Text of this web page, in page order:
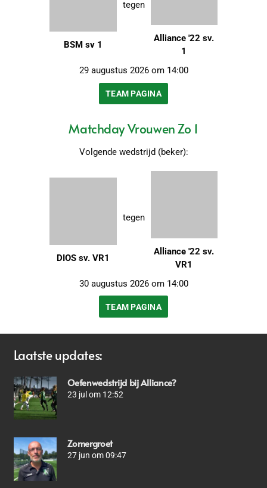
BSM sv 1
tegen
Alliance '22 sv.
1
29 augustus 2026 om 14:00
TEAM PAGINA
Matchday Vrouwen Zo 1
Volgende wedstrijd (beker):
DIOS sv. VR1
tegen
Alliance '22 sv.
VR1
30 augustus 2026 om 14:00
TEAM PAGINA
Laatste updates:
Oefenwedstrijd bij Alliance?
23 jul om 12:52
Zomergroet
27 jun om 09:47